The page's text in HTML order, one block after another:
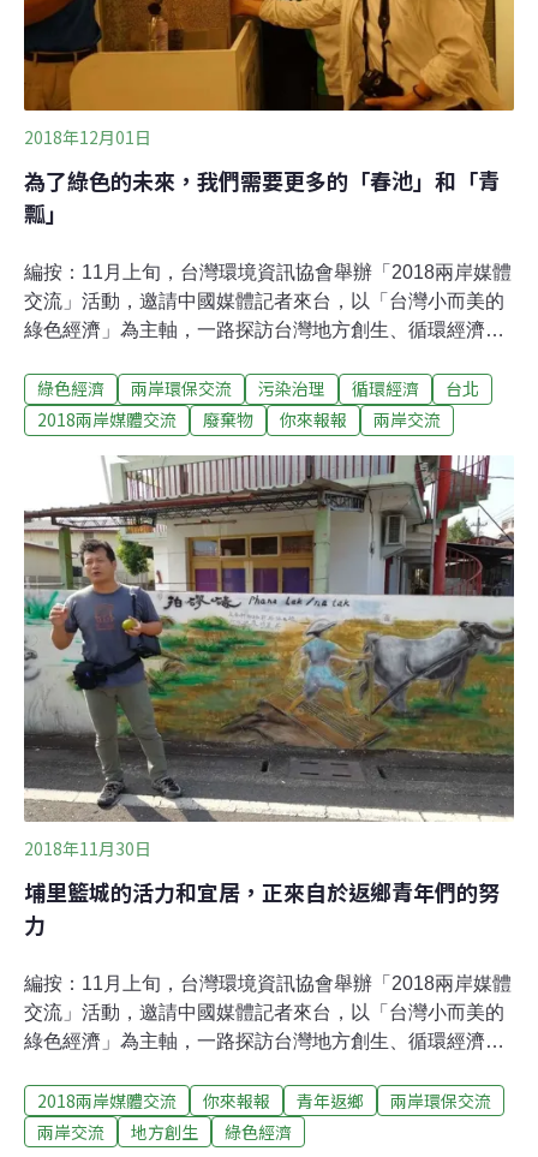
室，租用了兩個單元，一間用來辦公，一間用來開會。我
們笑說這裡應該是全小區最繁忙的單元了，鄰居不投
2018年12月01日
為了綠色的未來，我們需要更多的「春池」和「青
瓢」
編按：11月上旬，台灣環境資訊協會舉辦「2018兩岸媒體
交流」活動，邀請中國媒體記者來台，以「台灣小而美的
綠色經濟」為主軸，一路探訪台灣地方創生、循環經濟及
邀請中國媒體記者，以中國、媒體人的視角，來看台灣小
而美的綠色經濟案例，對照兩岸能源、減廢、在地發展的
四閉園休息，但我們還是仗著璧如姐的「威儀」，蹭到了
進園機會，還和理事長廖嘉展先生合影留念。【行程流水
帳】今天的第一站，是位於新竹的春池玻璃廠。這家玻璃
廠除了依照慣常作業那樣回收玻璃製品，銷售玻璃原料，
製作玻璃工藝品和玻璃建材以外，還有個了不起的發明：
玻璃製作的「輕質節能磚」。這款磚，第一，輕。手無縛
雞之力的人都可以輕鬆搬起好多塊，只比泡沫略重。第
二，隔音。很大聲的音響，蓋上這塊磚，世界立刻清淨
了。第三，也是最厲害的，一千度高溫的火槍對著磚燒
綠色經濟 兩岸環保交流 污染治理 循環經濟
台北
2018兩岸媒體交流
廢棄物 你來報報 兩岸交流
2018年11月30日
埔里籃城的活力和宜居，正來自於返鄉青年們的努
力
編按：11月上旬，台灣環境資訊協會舉辦「2018兩岸媒體
交流」活動，邀請中國媒體記者來台，以「台灣小而美的
綠色經濟」為主軸，一路探訪台灣地方創生、循環經濟及
邀請中國媒體記者，以中國、媒體人的視角，來看台灣小
而美的綠色經濟案例，對照兩岸能源、減廢、在地發展的
2018兩岸媒體交流 你來報報 青年返鄉
兩岸環保交流
兩岸交流
地方創生 綠色經濟